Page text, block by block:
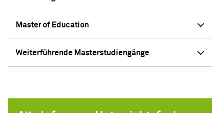
Master of Education
Weiterführende Masterstudiengänge